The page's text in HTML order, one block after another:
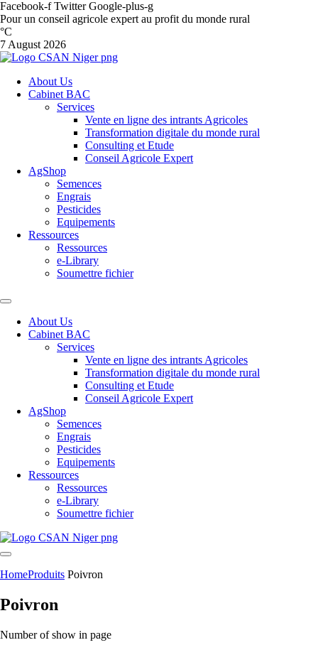
Facebook-f Twitter Google-plus-g
Pour un conseil agricole expert au profit du monde rural
°C
7 August 2026
About Us
Cabinet BAC
Services
Vente en ligne des intrants Agricoles
Transformation digitale du monde rural
Consulting et Etude
Conseil Agricole Expert
AgShop
Semences
Engrais
Pesticides
Equipements
Ressources
Ressources
e-Library
Soumettre fichier
About Us
Cabinet BAC
Services
Vente en ligne des intrants Agricoles
Transformation digitale du monde rural
Consulting et Etude
Conseil Agricole Expert
AgShop
Semences
Engrais
Pesticides
Equipements
Ressources
Ressources
e-Library
Soumettre fichier
HomeProduits Poivron
Poivron
Number of show in page